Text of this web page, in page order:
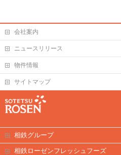
会社案内
ニュースリリース
物件情報
サイトマップ
相鉄グループ
相鉄ローゼンフレッシュフーズ